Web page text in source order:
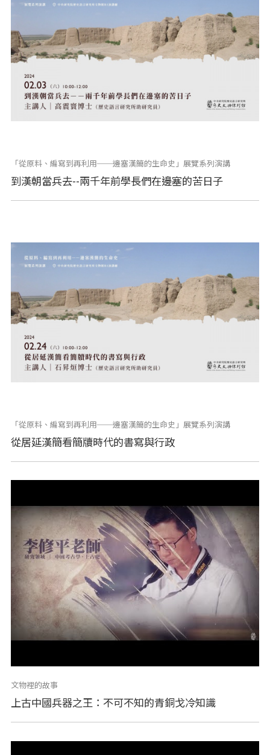
「從原料、編寫到再利用──邊塞漢簡的生命史」展覽系列演講
到漢朝當兵去--兩千年前學長們在邊塞的苦日子
「從原料、編寫到再利用──邊塞漢簡的生命史」展覽系列演講
從居延漢簡看簡牘時代的書寫與行政
文物裡的故事
上古中國兵器之王：不可不知的青銅戈冷知識